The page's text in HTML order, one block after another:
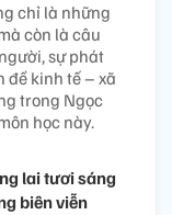
chỉ là những
còn là câu
sự phát
đề kinh tế – xã
trong Ngọc
học này.
lai tươi sáng
biên viễn